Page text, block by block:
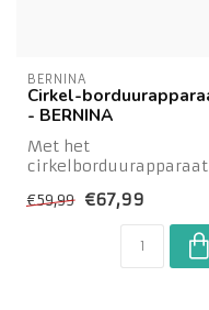
BERNINA
Cirkel-
- BERNINA
Met het
cirkelborduurapparaat
decoratieve cirkels of
€59,99 €67,99